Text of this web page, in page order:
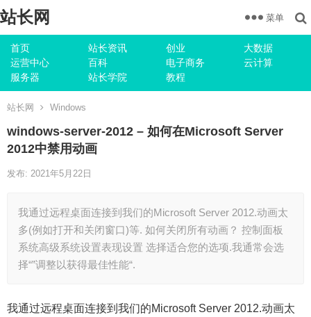
站长网
首页 站长资讯 创业
大数据
运营中心
百科 电子商务
云计算
服务器
站长学院 教程
菜单
站长网 Windows
windows-server-2012 – 如何在Microsoft Server
2012中禁用动画
发布: 2021年5月22日
我通过远程桌面连接到我们的Microsoft Server 2012.动画太
多(例如打开和关闭窗口)等. 如何关闭所有动画？ 控制面板
系统高级系统设置表现设置 选择适合您的选项.我通常会选
择“”调整以获得最佳性能“.
我通过远程桌面连接到我们的Microsoft Server 2012.动画太